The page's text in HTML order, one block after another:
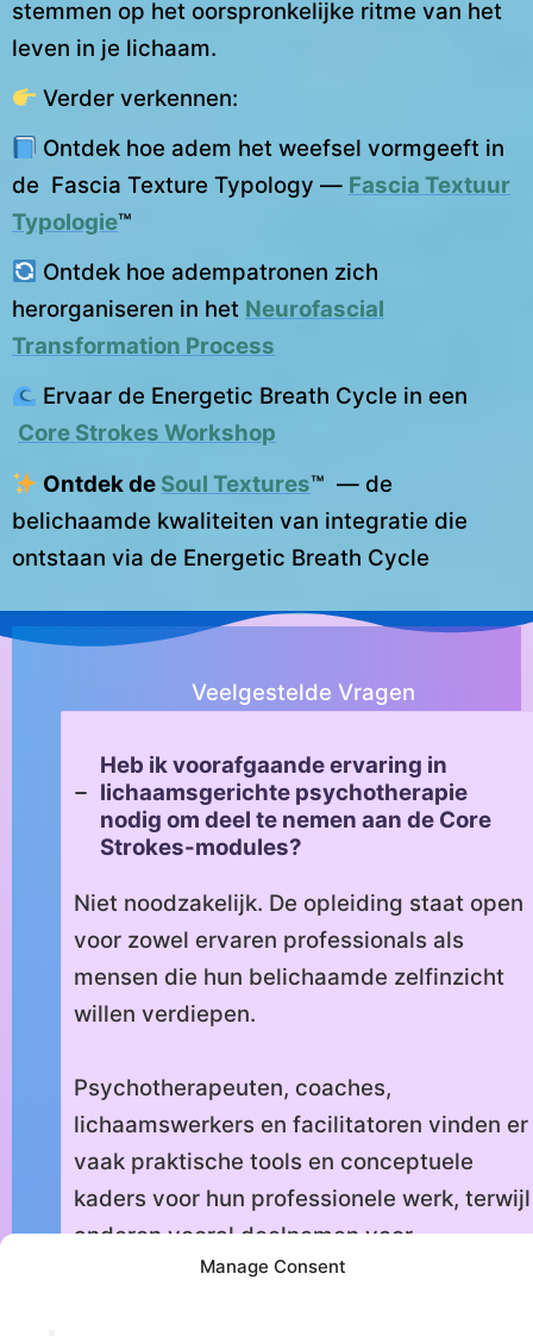
Manage Consent
stemmen op het oorspronkelijke ritme van het
leven in je lichaam.
Verder verkennen:
Ontdek hoe adem het weefsel vormgeeft in
de Fascia Texture Typology — Fascia Textuur
Typologie™
Ontdek hoe adempatronen zich
herorganiseren in het Neurofascial
Transformation Process
Ervaar de Energetic Breath Cycle in een
Core Strokes Workshop
Ontdek de Soul Textures™ — de
belichaamde kwaliteiten van integratie die
ontstaan via de Energetic Breath Cycle
Veelgestelde Vragen
Heb ik voorafgaande ervaring in
lichaamsgerichte psychotherapie
nodig om deel te nemen aan de Core
Strokes-modules?
Niet noodzakelijk. De opleiding staat open
voor zowel ervaren professionals als
mensen die hun belichaamde zelfinzicht
willen verdiepen.
Psychotherapeuten, coaches,
lichaamswerkers en facilitatoren vinden er
vaak praktische tools en conceptuele
kaders voor hun professionele werk, terwijl
anderen vooral deelnemen voor
persoonlijke groei, heling en integratie.